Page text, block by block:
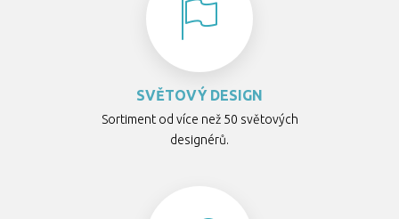
SVĚTOVÝ DESIGN
Sortiment od více než 50 světových
designérů.